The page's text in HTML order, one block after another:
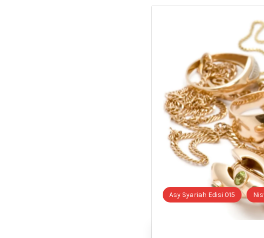
Asy Syariah Edisi 015